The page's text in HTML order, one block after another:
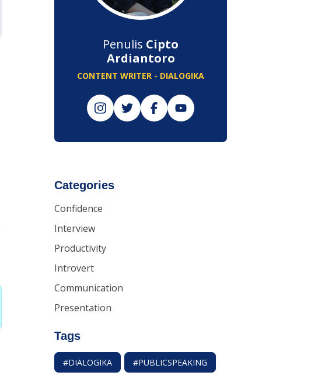
Penulis Cipto
Ardiantoro
CONTENT WRITER - DIALOGIKA
Categories
Confidence
Interview
Productivity
Introvert
Communication
Presentation
Tags
#DIALOGIKA #PUBLICSPEAKING